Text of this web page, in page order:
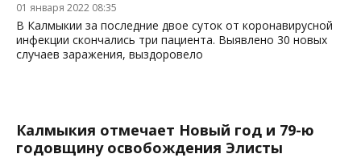
01 января 2022 08:35
В Калмыкии за последние двое суток от коронавирусной
инфекции скончались три пациента. Выявлено 30 новых
случаев заражения, выздоровело
Калмыкия отмечает Новый год и 79-ю
годовщину освобождения Элисты